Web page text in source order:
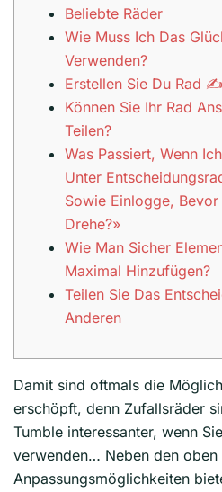
Beliebte Räder
Wie Muss Ich Das
Verwenden?
Erstellen Sie Du Rad ✍️
Können Sie Ihr Rad
Teilen?
Was Passiert, Wenn
Unter
Sowie Einlogge, Bevor
Drehe?»
Wie Man Sicher
Maximal Hinzufügen?
Teilen Sie Das
Anderen
Damit sind oftmals die
erschöpft, denn Zufallsräder
Tumble interessanter, wenn
verwenden… Neben den oben
Anpassungsmöglichkeiten